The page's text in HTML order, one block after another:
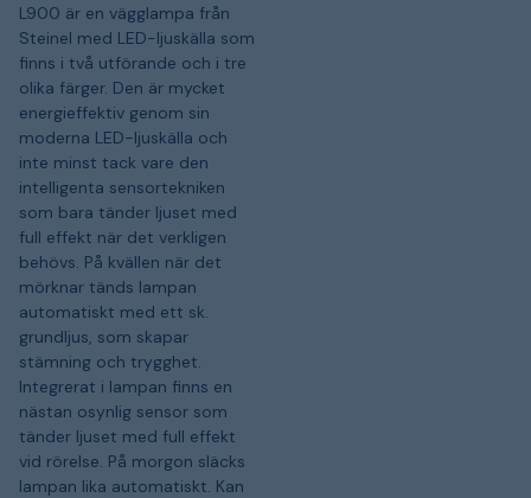
L900 är en vägglampa från
Steinel med LED-ljuskälla som
finns i två utförande och i tre
olika färger. Den är mycket
energieffektiv genom sin
moderna LED-ljuskälla och
inte minst tack vare den
intelligenta sensortekniken
som bara tänder ljuset med
full effekt när det verkligen
behövs. På kvällen när det
mörknar tänds lampan
automatiskt med ett sk.
grundljus, som skapar
stämning och trygghet.
Integrerat i lampan finns en
nästan osynlig sensor som
tänder ljuset med full effekt
vid rörelse. På morgon släcks
lampan lika automatiskt. Kan